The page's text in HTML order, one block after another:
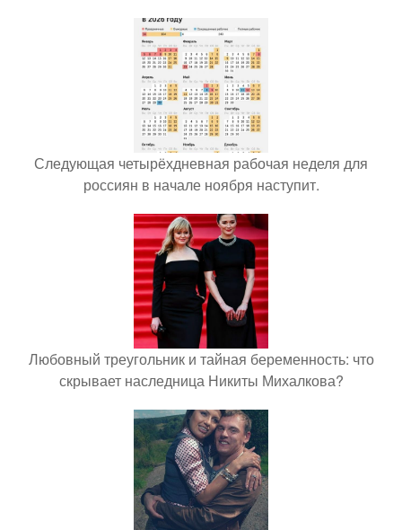
Следующая четырёхдневная рабочая неделя для
россиян в начале ноября наступит.
Любовный треугольник и тайная беременность: что
скрывает наследница Никиты Михалкова?